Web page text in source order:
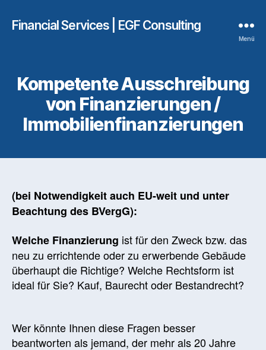
Financial Services | EGF Consulting
Menü
Kompetente Ausschreibung
von Finanzierungen /
Immobilienfinanzierungen
(bei Notwendigkeit auch EU-weit und unter
Beachtung des BVergG):
Welche Finanzierung ist für den Zweck bzw. das
neu zu errichtende oder zu erwerbende Gebäude
überhaupt die Richtige? Welche Rechtsform ist
ideal für Sie? Kauf, Baurecht oder Bestandrecht?
Wer könnte Ihnen diese Fragen besser
beantworten als jemand, der mehr als 20 Jahre